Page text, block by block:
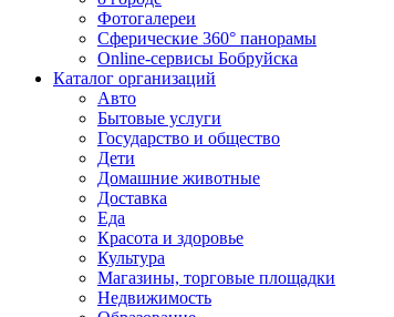
Фотогалереи
Сферические 360° панорамы
Online-сервисы Бобруйска
Каталог организаций
Авто
Бытовые услуги
Государство и общество
Дети
Домашние животные
Доставка
Еда
Красота и здоровье
Культура
Магазины, торговые площадки
Недвижимость